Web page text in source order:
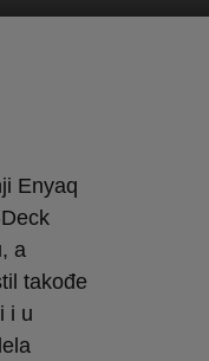
Enyaq
a
takođe
i u